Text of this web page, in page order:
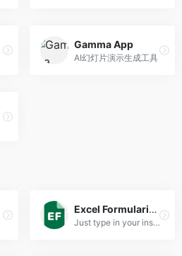
Gamma App
AI幻灯片演示生成工具
Excel Formularizer
Just type in your instructions and receive the generated functions from us in seconds for free